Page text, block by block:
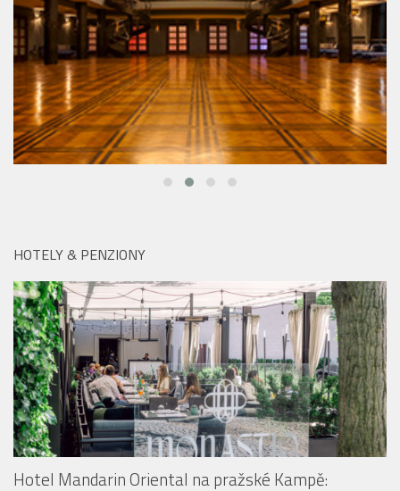
Hotel Mandarin Oriental na pražské Kampě:
Monastiq BBQ Brunch láká na grilované speciality i
originální Spritz Bar